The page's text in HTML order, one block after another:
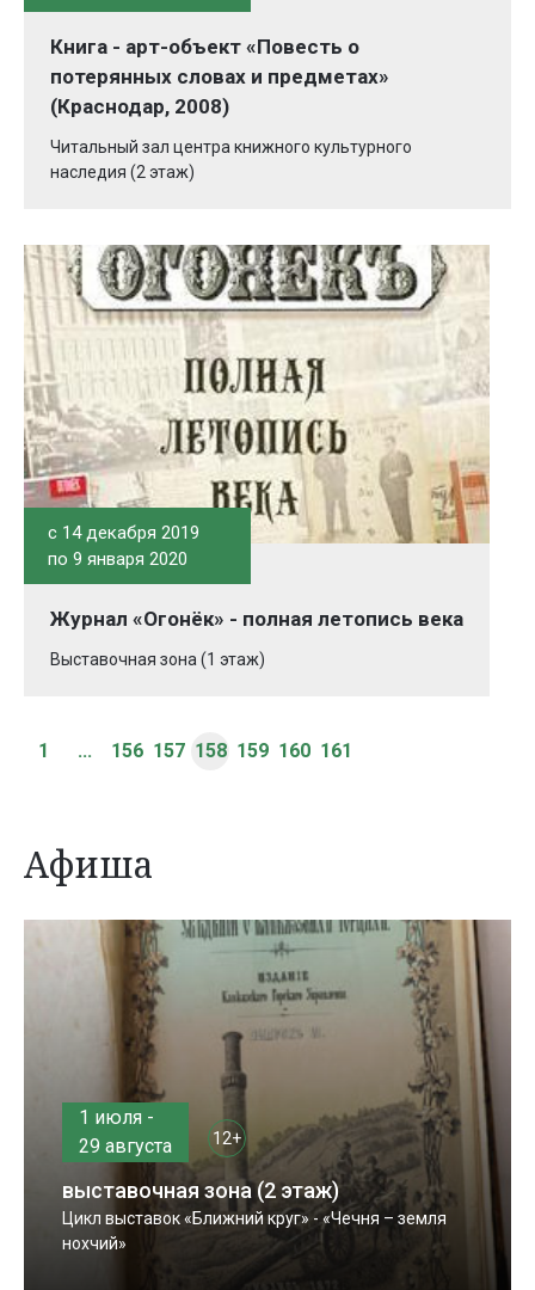
Книга - арт-объект «Повесть о
потерянных словах и предметах»
(Краснодар, 2008)
Читальный зал центра книжного культурного
наследия (2 этаж)
c 14 декабря 2019
по 9 января 2020
Журнал «Огонёк» - полная летопись века
Выставочная зона (1 этаж)
1 ... 156 157 158 159 160 161
Афиша
1 июля -
29 августа
12+
выставочная зона (2 этаж)
Цикл выставок «Ближний круг» - «Чечня – земля
нохчий»